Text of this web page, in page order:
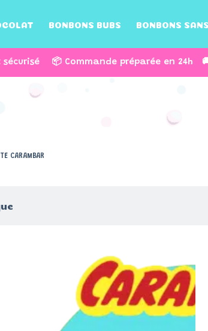
BONBONS BUBS BONBONS
sécurisé 📦 Commande préparée en 24h
CARAMBAR